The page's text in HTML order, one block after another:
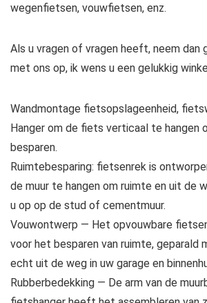
wegenfietsen, vouwfietsen, enz.
Als u vragen of vragen heeft, neem
met ons op, ik wens u een gelukkig
Wandmontage fietsopslageenheid,
Hanger om de fiets verticaal te hangen
besparen.
Ruimtebesparing: fietsenrek is
de muur te hangen om ruimte en uit de
u op op de stud of cementmuur.
Vouwontwerp — Het opvouwbare
voor het besparen van ruimte, geparald
echt uit de weg in uw garage en
Rubberbedekking — De arm van de